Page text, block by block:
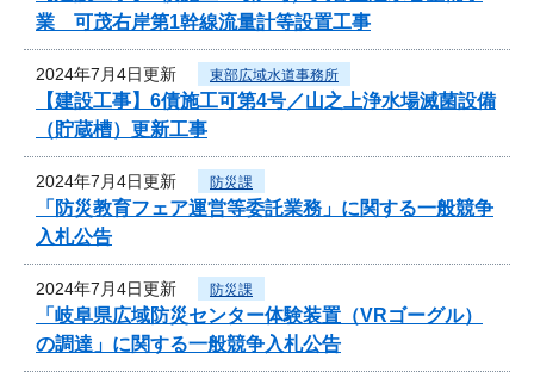
業 可茂右岸第1幹線流量計等設置工事
2024年7月4日更新 東部広域水道事務所
【建設工事】6債施工可第4号／山之上浄水場滅菌設備
（貯蔵槽）更新工事
2024年7月4日更新 防災課
「防災教育フェア運営等委託業務」に関する一般競争
入札公告
2024年7月4日更新 防災課
「岐阜県広域防災センター体験装置（VRゴーグル）
の調達」に関する一般競争入札公告